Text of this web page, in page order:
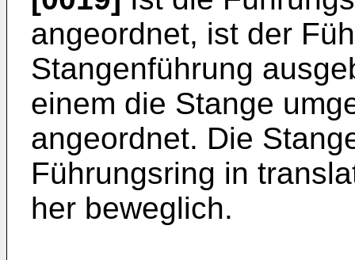
angeordnet, ist der
Stangenführung
einem die Stange
angeordnet. Die
Führungsring in
her beweglich.